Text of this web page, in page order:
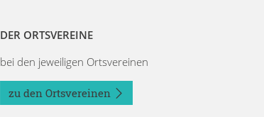
DER ORTSVEREINE
bei den jeweiligen Ortsvereinen
zu den Ortsvereinen